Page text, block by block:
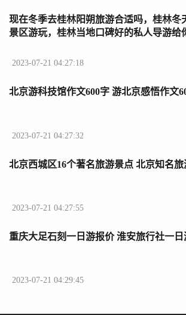
现在冬季去桂林阳朔旅游合适吗，桂林冬
景区游玩，桂林当地口碑好的私人导游给
2023-07-21 04:27:18
北京游科技馆作文600字 游北京感悟作文
2023-07-21 04:27:32
北京西城区16个著名旅游景点 北京知名
2023-07-21 04:27:55
重庆大足石刻一日游报价 淮安旅行社一
2023-07-21 04:29:45